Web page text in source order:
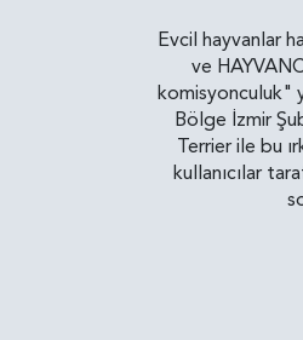
Evcil hayvanlar
ve
komisyonculuk"
Bölge İzmir
Terrier ile bu
kullanıcılar